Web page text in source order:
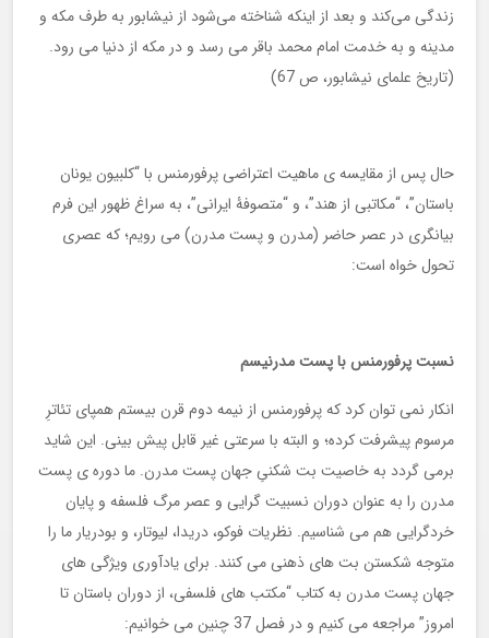
زندگی می‌کند و بعد از اینکه شناخته می‌شود از نیشابور به طرف مکه و
مدینه و به خدمت امام محمد باقر می ‌رسد و در مکه از دنیا می ‌رود.
(تاریخ علمای نیشابور، ص 67)
حال پس از مقایسه ی ماهیت اعتراضی پرفورمنس با “کلبیون یونان
باستان”، “مکاتبی از هند”، و “متصوفۀ ایرانی”، به سراغ ظهور این فرم
بیانگری در عصر حاضر (مدرن و پست مدرن) می رویم؛ که عصری
تحول خواه است:
نسبت پرفورمنس با پست مدرنیسم
انکار نمی توان کرد که پرفورمنس از نیمه دوم قرن بیستم همپای تئاترِ
مرسوم پیشرفت کرده؛ و البته با سرعتی غیر قابل پیش بینی. این شاید
برمی گردد به خاصیت بت شکنیِ جهان پست مدرن. ما دوره ی پست
مدرن را به عنوان دوران نسبیت گرایی و عصر مرگ فلسفه و پایان
خردگرایی هم می شناسیم. نظریات فوکو، دریدا، لیوتار، و بودریار ما را
متوجه شکستن بت های ذهنی می کنند. برای یادآوری ویژگی های
جهان پست مدرن به کتاب “مکتب های فلسفی، از دوران باستان تا
امروز” مراجعه می کنیم و در فصل 37 چنین می خوانیم: